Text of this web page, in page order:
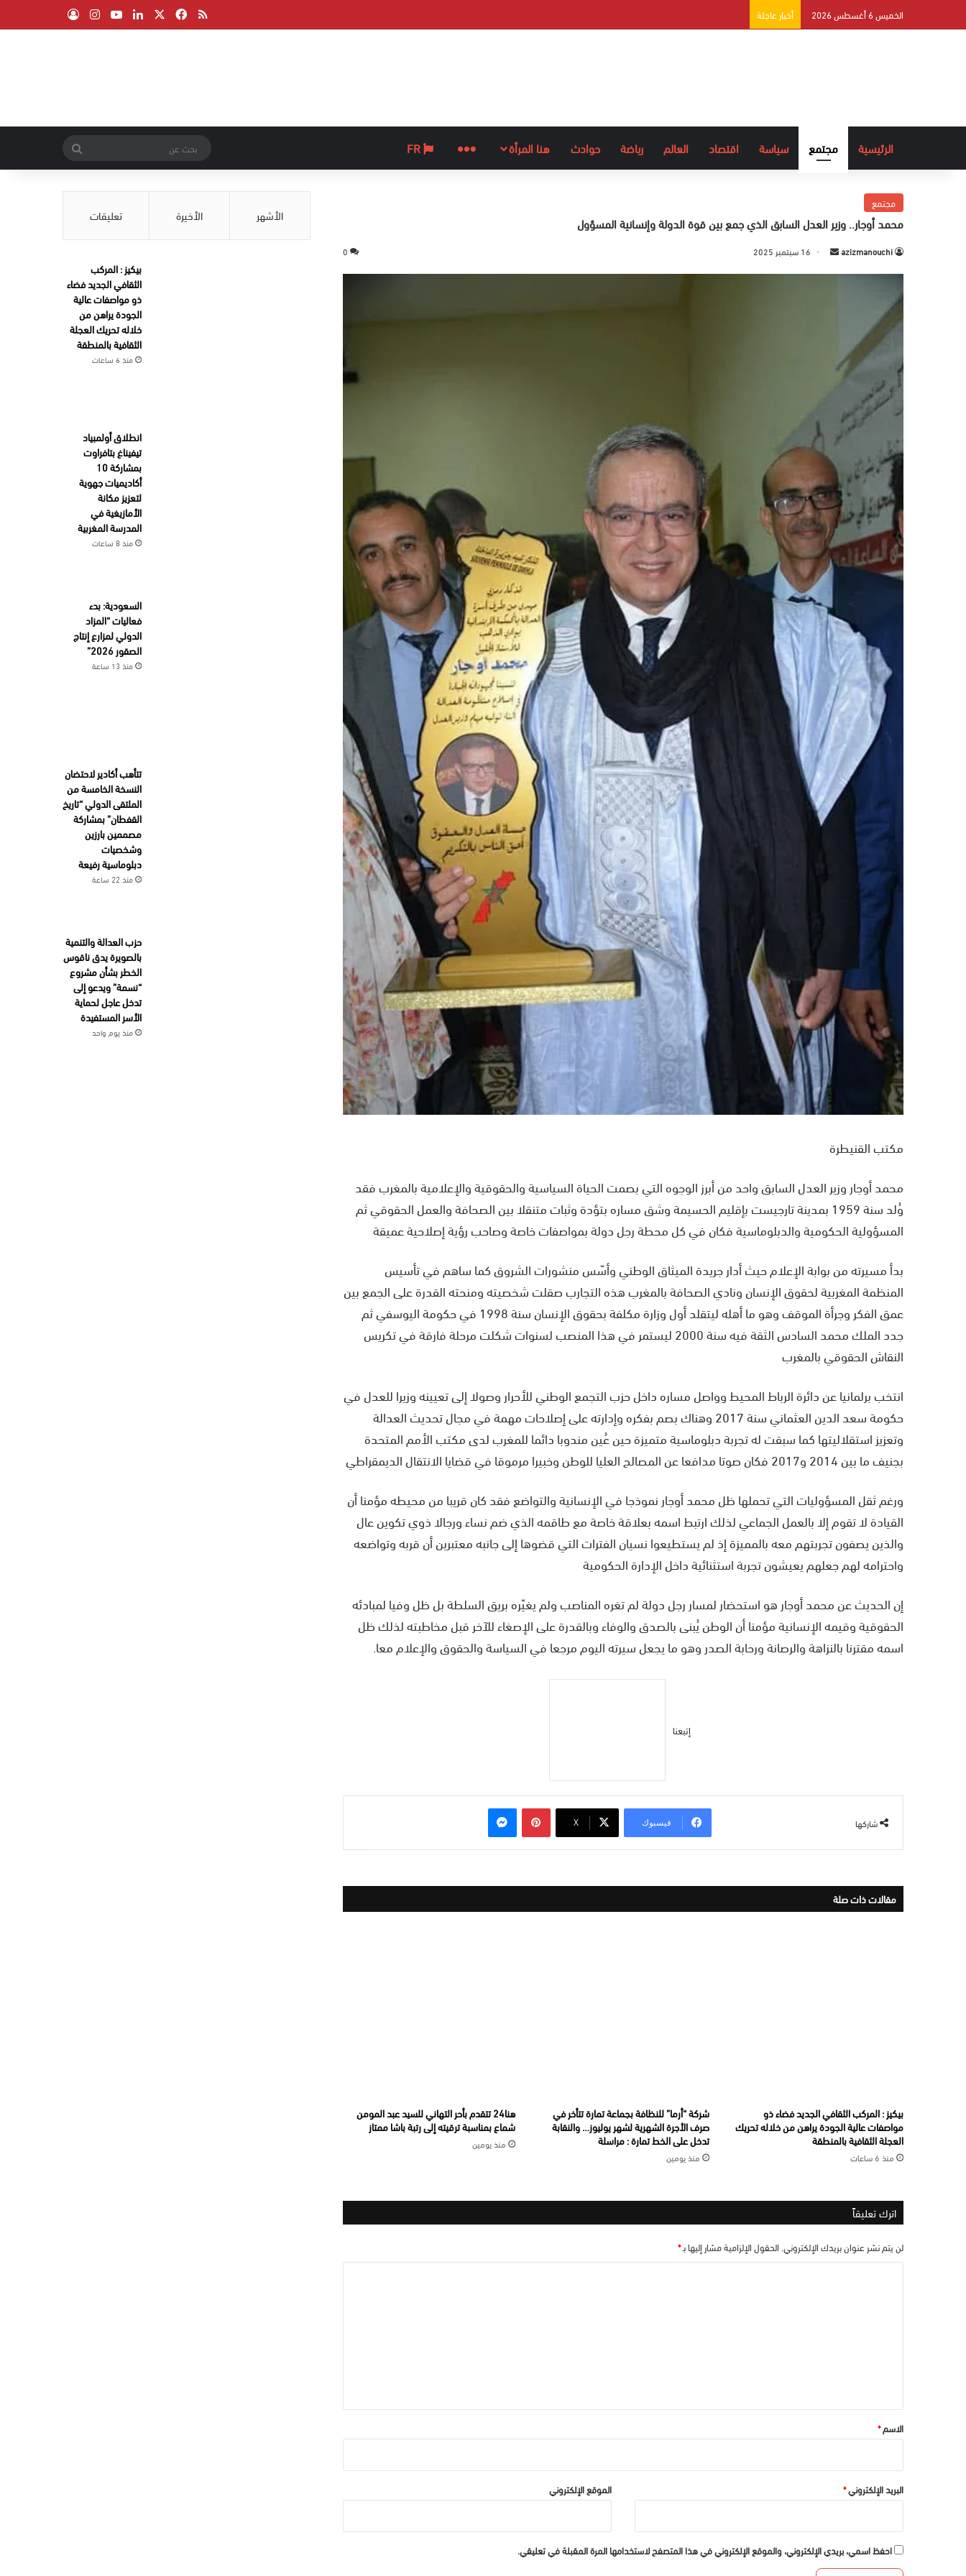
الخميس 6 أغسطس 2026 أخبار عاجلة ملخص الموقع RSS
فيسبوك لينكدإن ‫YouTube
انستقرام
الرئيسية مجتمع سياسة اقتصاد العالم رياضة حوادث هنا المرأة المزيد
عن
مجتمع
محمد أوجار.. وزير العدل السابق الذي جمع بين قوة الدولة وإنسانية المسؤول
azizmanouchi
ت
و
ن
ي
ا
16 سبتمبر 2025 0
مكتب القنيطرة
محمد أوجار وزير العدل السابق واحد من أبرز الوجوه التي بصمت الحياة السياسية والحقوقية والإعلامية بالمغرب فقد
وُلد سنة 1959 بمدينة تارجيست بإقليم الحسيمة وشق مساره بتؤدة وثبات متنقلا بين الصحافة والعمل الحقوقي ثم
المسؤولية الحكومية والدبلوماسية فكان في كل محطة رجل دولة بمواصفات خاصة وصاحب رؤية إصلاحية عميقة
بدأ مسيرته من بوابة الإعلام حيث أدار جريدة الميثاق الوطني وأسّس منشورات الشروق كما ساهم في تأسيس
المنظمة المغربية لحقوق الإنسان ونادي الصحافة بالمغرب هذه التجارب صقلت شخصيته ومنحته القدرة على الجمع بين
عمق الفكر وجرأة الموقف وهو ما أهله ليتقلد أول وزارة مكلفة بحقوق الإنسان سنة 1998 في حكومة اليوسفي ثم
جدد الملك محمد السادس الثقة فيه سنة 2000 ليستمر في هذا المنصب لسنوات شكلت مرحلة فارقة في تكريس
النقاش الحقوقي بالمغرب
انتخب برلمانيا عن دائرة الرباط المحيط وواصل مساره داخل حزب التجمع الوطني للأحرار وصولا إلى تعيينه وزيرا للعدل في
حكومة سعد الدين العثماني سنة 2017 وهناك بصم بفكره وإدارته على إصلاحات مهمة في مجال تحديث العدالة
وتعزيز استقلاليتها كما سبقت له تجربة دبلوماسية متميزة حين عُين مندوبا دائما للمغرب لدى مكتب الأمم المتحدة
بجنيف ما بين 2014 و2017 فكان صوتا مدافعا عن المصالح العليا للوطن وخبيرا مرموقا في قضايا الانتقال الديمقراطي
ورغم ثقل المسؤوليات التي تحملها ظل محمد أوجار نموذجا في الإنسانية والتواضع فقد كان قريبا من محيطه مؤمنا أن
القيادة لا تقوم إلا بالعمل الجماعي لذلك ارتبط اسمه بعلاقة خاصة مع طاقمه الذي ضم نساء ورجالا ذوي تكوين عال
والذين يصفون تجربتهم معه بالمميزة إذ لم يستطيعوا نسيان الفترات التي قضوها إلى جانبه معتبرين أن قربه وتواضعه
واحترامه لهم جعلهم يعيشون تجربة استثنائية داخل الإدارة الحكومية
إن الحديث عن محمد أوجار هو استحضار لمسار رجل دولة لم تغره المناصب ولم يغيّره بريق السلطة بل ظل وفيا لمبادئه
الحقوقية وقيمه الإنسانية مؤمنا أن الوطن يُبنى بالصدق والوفاء وبالقدرة على الإصغاء للآخر قبل مخاطبته لذلك ظل
اسمه مقترنا بالنزاهة والرصانة ورحابة الصدر وهو ما يجعل سيرته اليوم مرجعا في السياسة والحقوق والإعلام معا.
إتبعنا
شاركها فيسبوك ‫X
بينتيريست
مقالات ذات صلة
بيكيز : المركب الثقافي الجديد فضاء ذو
مواصفات عالية الجودة يراهن من خلاله تحريك
العجلة الثقافية بالمنطقة
منذ 6 ساعات
شركة “أرما” للنظافة بجماعة تمارة تتأخر في
صرف الأجرة الشهرية لشهر يوليوز… والنقابة
تدخل على الخط تمارة : مراسلة
منذ يومين
هنا24 تتقدم بأحر التهاني للسيد عبد المومن
شماع بمناسبة ترقيته إلى رتبة باشا ممتاز
منذ يومين
اترك تعليقاً
لن يتم نشر عنوان بريدك الإلكتروني. الحقول الإلزامية مشار إليها بـ*
*الاسم*
البريد الإلكتروني* الموقع الإلكتروني
احفظ اسمي، بريدي الإلكتروني، والموقع الإلكتروني في هذا المتصفح لاستخدامها المرة المقبلة في تعليقي.
الأشهر الأخيرة تعليقات
بيكيز : المركب
الثقافي الجديد فضاء
ذو مواصفات عالية
الجودة يراهن من
خلاله تحريك العجلة
الثقافية بالمنطقة
منذ 6 ساعات
انطلاق أولمبياد
تيفيناغ بتافراوت
بمشاركة 10
أكاديميات جهوية
لتعزيز مكانة
الأمازيغية في
المدرسة المغربية
منذ 8 ساعات
السعودية: بدء
فعاليات “المزاد
الدولي لمزارع إنتاج
الصقور 2026”
منذ 13 ساعة
تتأهب أكادير لاحتضان
النسخة الخامسة من
الملتقى الدولي “تاريخ
القفطان” بمشاركة
مصممين بارزين
وشخصيات
دبلوماسية رفيعة
منذ 22 ساعة
حزب العدالة والتنمية
بالصويرة يدق ناقوس
الخطر بشأن مشروع
“نسمة” ويدعو إلى
تدخل عاجل لحماية
الأسر المستفيدة
منذ يوم واحد